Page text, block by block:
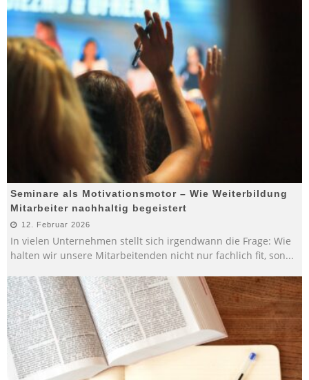
Seminare als Motivationsmotor – Wie Weiterbildung
Mitarbeiter nachhaltig begeistert
12. Februar 2026
In vielen Unternehmen stellt sich irgendwann die Frage: Wie
halten wir unsere Mitarbeitenden nicht nur fachlich fit, son...